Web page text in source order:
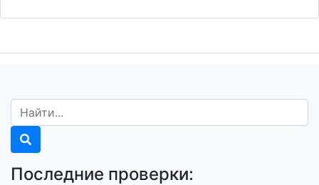
Последние проверки: